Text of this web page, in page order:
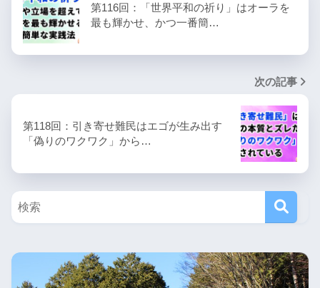
第116回：「世界平和の祈り」はオーラを
最も輝かせ、かつ一番簡…
次の記事
第118回：引き寄せ難民はエゴが生み出す
「偽りのワクワク」から…